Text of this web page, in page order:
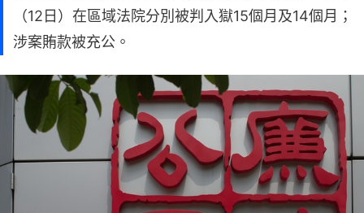
（12日）在區域法院分別被判入獄15個月及14個月；
涉案賄款被充公。